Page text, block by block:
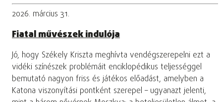
2026. március 31.
Fiatal művészek indulója
Jó, hogy Székely Kriszta meghívta vendégszerepelni ezt a
vidéki színészek problémáit enciklopédikus teljességgel
bemutató nagyon friss és játékos előadást, amelyben a
Katona viszonyítási pontként szerepel – ugyanazt jelenti,